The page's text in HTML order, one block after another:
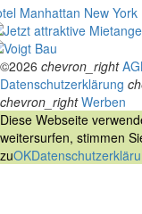
Manhattan New York
©2026 chevron_right
Datenschutzerklärung
chevron_right Werben
Diese Webseite
weitersurfen, stimmen
zuOK